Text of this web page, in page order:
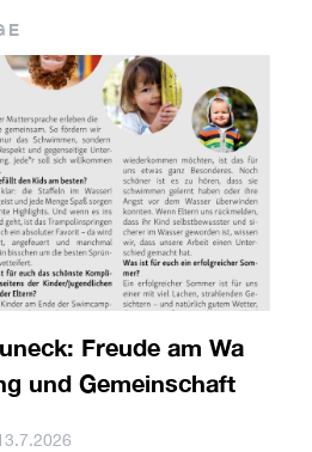
Freude am Wa
und Gemeinschaft